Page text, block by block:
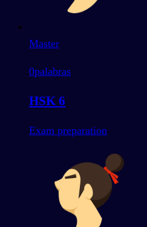
Master
0palabras
HSK 6
Exam preparation